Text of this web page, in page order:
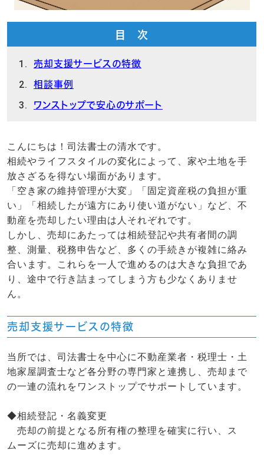
目 次
売却支援サービスの特徴
相談事例
ワンストップで安心のサポート
こんにちは！司法書士の清水です。
相続やライフスタイルの変化によって、家や土地を手
放さざるを得ない場面があります。
「空き家の維持管理が大変」「固定資産税の負担が重
い」「相続したが遠方にあり使い道がない」など、不
動産を売却したい理由は人それぞれです。
しかし、売却にあたっては相続登記や共有者間の調
整、測量、税務申告など、多くの手続きが複雑に絡み
合います。これらを一人で進めるのは大きな負担であ
り、途中で行き詰まってしまう方も少なくありませ
ん。
売却支援サービスの特徴
当所では、司法書士を中心に不動産業者・税理士・土
地家屋調査士など各分野の専門家と連携し、売却まで
の一連の流れをワンストップでサポートしています。
◆相続登記・名義変更
売却の前提となる所有権の整理を確実に行い、ス
ムーズに売却に進めます。